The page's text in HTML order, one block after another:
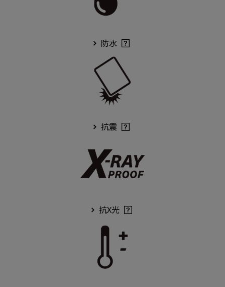
防水
抗震
抗X光